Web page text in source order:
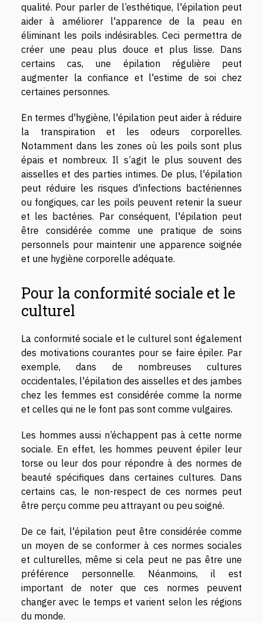
qualité. Pour parler de l’esthétique, l'épilation peut
aider à améliorer l'apparence de la peau en
éliminant les poils indésirables. Ceci permettra de
créer une peau plus douce et plus lisse. Dans
certains cas, une épilation régulière peut
augmenter la confiance et l'estime de soi chez
certaines personnes.
En termes d'hygiène, l'épilation peut aider à réduire
la transpiration et les odeurs corporelles.
Notamment dans les zones où les poils sont plus
épais et nombreux. Il s’agit le plus souvent des
aisselles et des parties intimes. De plus, l'épilation
peut réduire les risques d'infections bactériennes
ou fongiques, car les poils peuvent retenir la sueur
et les bactéries. Par conséquent, l'épilation peut
être considérée comme une pratique de soins
personnels pour maintenir une apparence soignée
et une hygiène corporelle adéquate.
Pour la conformité sociale et le
culturel
La conformité sociale et le culturel sont également
des motivations courantes pour se faire épiler. Par
exemple, dans de nombreuses cultures
occidentales, l'épilation des aisselles et des jambes
chez les femmes est considérée comme la norme
et celles qui ne le font pas sont comme vulgaires.
Les hommes aussi n’échappent pas à cette norme
sociale. En effet, les hommes peuvent épiler leur
torse ou leur dos pour répondre à des normes de
beauté spécifiques dans certaines cultures. Dans
certains cas, le non-respect de ces normes peut
être perçu comme peu attrayant ou peu soigné.
De ce fait, l'épilation peut être considérée comme
un moyen de se conformer à ces normes sociales
et culturelles, même si cela peut ne pas être une
préférence personnelle. Néanmoins, il est
important de noter que ces normes peuvent
changer avec le temps et varient selon les régions
du monde.